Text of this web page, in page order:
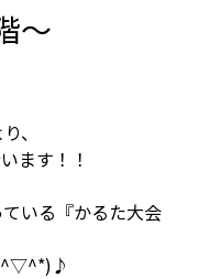
～
、
ます！！
いる『かるた大会